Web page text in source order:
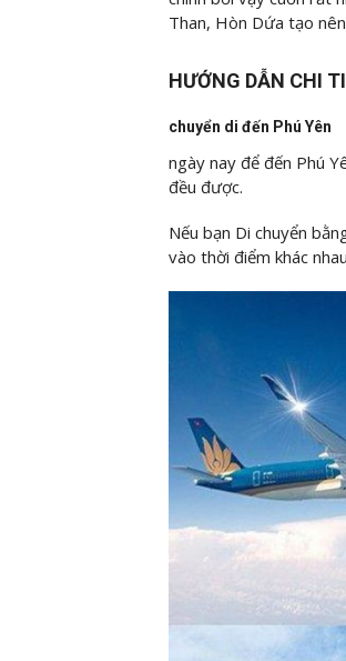
Than, Hòn Dứa tạo
HƯỚNG DẪN CHI
chuyển di đến Phú Yên
ngày nay để đến Phú
đều được.
Nếu bạn Di chuyển
vào thời điểm khác